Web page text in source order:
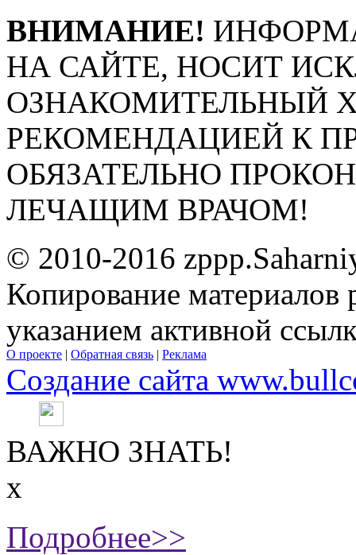
ВНИМАНИЕ!
НА САЙТЕ, НОСИТ
ОЗНАКОМИТЕЛЬНЫЙ
РЕКОМЕНДАЦИЕЙ К
ОБЯЗАТЕЛЬНО
ЛЕЧАЩИМ ВРАЧОМ!
© 2010-2016
Копирование материалов
указанием активной
О проекте | Обратная связь | Реклама
Создание сайта
ВАЖНО ЗНАТЬ!
х
Подробнее>>